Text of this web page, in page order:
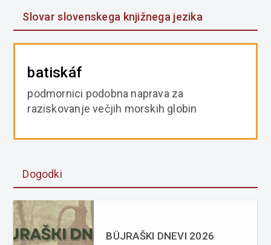
Slovar slovenskega knjižnega jezika
batiskáf
podmornici podobna naprava za
raziskovanje večjih morskih globin
Dogodki
BÜJRAŠKI DNEVI 2026